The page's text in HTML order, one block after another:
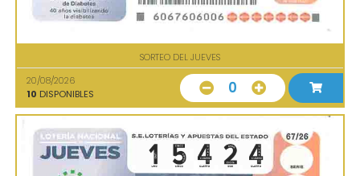
SORTEO DEL JUEVES
20/08/2026
10 DISPONIBLES 0